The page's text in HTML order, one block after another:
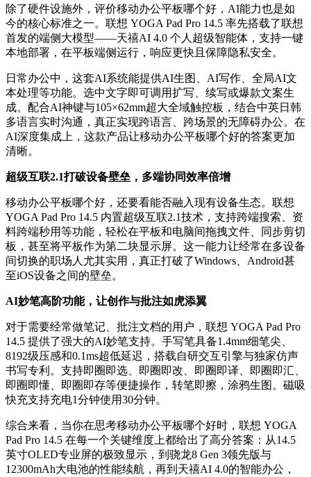
除了硬件设施外，评价移动办公平板哪个好，AI能力也是如
今的核心标准之一。联想 YOGA Pad Pro 14.5 率先搭载了联想
首发的端侧大模型——天禧AI 4.0 个人超级智能体，支持一键
本地部署，在平板端侧运行，响应更快且保障隐私安全。
日常办公中，这套AI系统能提供AI生图、AI写作、全局AI文
本处理等功能。选中文字即可调用扩写、续写或爆款文案生
成。配合AI神键与105×62mm超大全域触控板，结合中英日韩
多语言实时沟通，真正实现跨语言、跨场景的无障碍办公。在
AI深度集成上，这款产品让移动办公平板哪个好的答案更加
清晰。
超级互联2.1打破设备壁垒，多端协同效率倍增
移动办公平板哪个好，还要看能否融入现有设备生态。联想
YOGA Pad Pro 14.5 内置超级互联2.1技术，支持跨端搜索、资
料跨端秒用等功能，轻松在平板和电脑间拖拽文件、同步剪切
板，甚至将平板作为第二块显示屏。这一能力让经常在多设备
间切换的职场人尤其实用，真正打破了Windows、Android甚
至iOS设备之间的壁垒。
AI妙笔高阶功能，让创作与批注如虎添翼
对于需要经常做笔记、批注文档的用户，联想 YOGA Pad Pro
14.5 提供了强大的AI妙笔支持。手写笔具备1.4mm细笔尖、
8192级压感和0.1ms超低延迟，搭载自研交互引擎与独家仿声
书写专利。支持即圈即选、即圈即改、即圈即译、即圈即汇、
即圈即懂、即圈即存等便捷操作，转笔即擦，涂鸦生图。磁吸
快充支持充电1分钟使用30分钟。
综合来看，当你在思考移动办公平板哪个好时，联想 YOGA
Pad Pro 14.5 在每一个关键维度上都给出了高分答案：从14.5
英寸OLED专业屏的极致显示，到骁龙8 Gen 3领先版与
12300mAh大电池的性能续航，再到天禧AI 4.0的智能办公，